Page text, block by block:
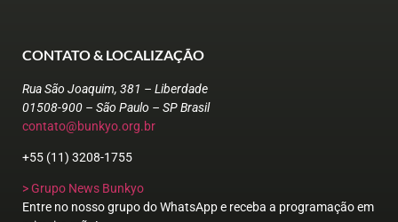
CONTATO & LOCALIZAÇÃO
Rua São Joaquim, 381 – Liberdade
01508-900 – São Paulo – SP Brasil
contato@bunkyo.org.br
+55 (11) 3208-1755
> Grupo News Bunkyo
Entre no nosso grupo do WhatsApp e receba a programação em